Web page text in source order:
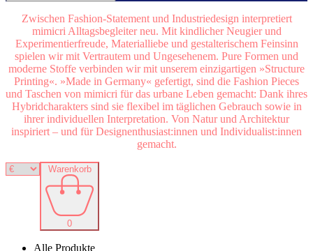
Zwischen Fashion-Statement und Industriedesign interpretiert
mimicri Alltagsbegleiter neu. Mit kindlicher Neugier und
Experimentierfreude, Materialliebe und gestalterischem Feinsinn
spielen wir mit Vertrautem und Ungesehenem. Pure Formen und
moderne Stoffe verbinden wir mit unserem einzigartigen »Structure
Printing«. »Made in Germany« gefertigt, sind die Fashion Pieces
und Taschen von mimicri für das urbane Leben gemacht: Dank ihres
Hybridcharakters sind sie flexi­bel im täglichen Gebrauch sowie in
ihrer individuellen Interpretation. Von Natur und Architektur
inspiriert – und für Designenthusiast:innen und Individualist:innen
gemacht.
Warenkorb
0
Alle Produkte